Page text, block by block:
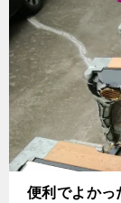
便利でよかっ